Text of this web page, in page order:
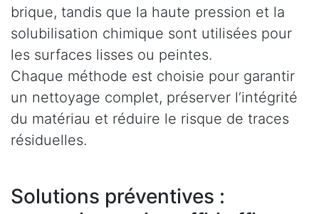
brique, tandis que la haute pression et la
solubilisation chimique sont utilisées pour
les surfaces lisses ou peintes.
Chaque méthode est choisie pour garantir
un nettoyage complet, préserver l’intégrité
du matériau et réduire le risque de traces
résiduelles.
Solutions préventives :